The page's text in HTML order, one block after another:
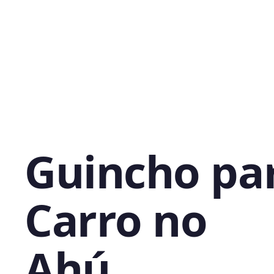
Guincho
Carro no